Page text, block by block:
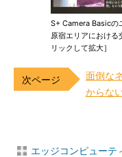
S+ Camera Basicの
原宿エリアにおける
リックして拡大］
面倒な
からな
エッジコンピューテ